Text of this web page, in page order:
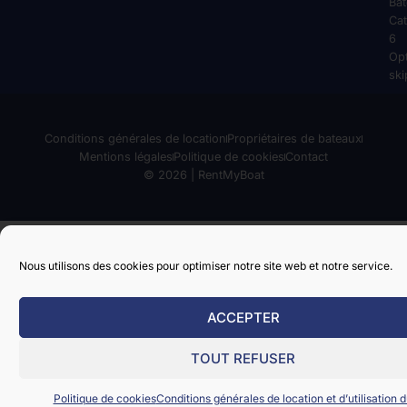
Nous utilisons des cookies pour optimiser notre site web et notre service.
ACCEPTER
TOUT REFUSER
Politique de cookiesConditions générales de location et d’utilisation
6
© 2026 | RentMyBoat
Conditions générales de location Propriétaires de bateaux
Mentions légales Politique de cookies Contact